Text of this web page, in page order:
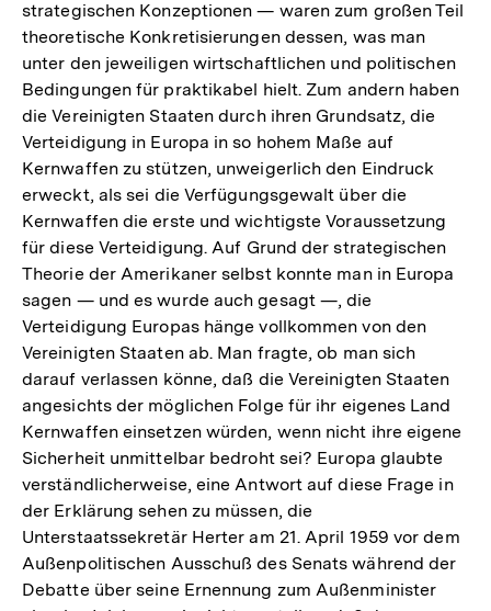
strategischen Konzeptionen — waren zum großen Teil
theoretische Konkretisierungen dessen, was man
unter den jeweiligen wirtschaftlichen und politischen
Bedingungen für praktikabel hielt. Zum andern haben
die Vereinigten Staaten durch ihren Grundsatz, die
Verteidigung in Europa in so hohem Maße auf
Kernwaffen zu stützen, unweigerlich den Eindruck
erweckt, als sei die Verfügungsgewalt über die
Kernwaffen die erste und wichtigste Voraussetzung
für diese Verteidigung. Auf Grund der strategischen
Theorie der Amerikaner selbst konnte man in Europa
sagen — und es wurde auch gesagt —, die
Verteidigung Europas hänge vollkommen von den
Vereinigten Staaten ab. Man fragte, ob man sich
darauf verlassen könne, daß die Vereinigten Staaten
angesichts der möglichen Folge für ihr eigenes Land
Kernwaffen einsetzen würden, wenn nicht ihre eigene
Sicherheit unmittelbar bedroht sei? Europa glaubte
verständlicherweise, eine Antwort auf diese Frage in
der Erklärung sehen zu müssen, die
Unterstaatssekretär Herter am 21. April 1959 vor dem
Außenpolitischen Ausschuß des Senats während der
Debatte über seine Ernennung zum Außenminister